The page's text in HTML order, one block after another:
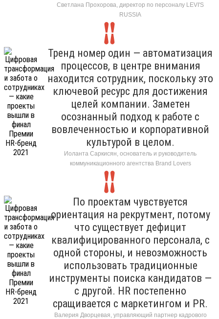
Светлана Прохорова, директор по персоналу LEVI'S
RUSSIA
Тренд номер один — автоматизация
процессов, в центре внимания
находится сотрудник, поскольку это
ключевой ресурс для достижения
целей компании. Заметен
осознанный подход к работе с
вовлеченностью и корпоративной
культурой в целом.
Иоланта Саркисян, основатель и руководитель
коммуникационного агентства Brand Lovers
По проектам чувствуется
ориентация на рекрутмент, потому
что существует дефицит
квалифицированного персонала, с
одной стороны, и невозможность
использовать традиционные
инструменты поиска кандидатов —
с другой. HR постепенно
сращивается с маркетингом и PR.
Валерия Дворцевая, управляющий партнер кадрового